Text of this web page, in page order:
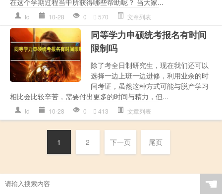
在这个学期过程当中所获得哪些帮助呢？ 当大家...
td 10-28 0 570 文章列表
同等学力申硕统考报名有时间
限制吗
除了考全日制研究生，现在我们还可以
选择一边上班一边进修，利用业余的时
间考证，虽然这种方式可能与脱产学习
相比会比较辛苦，需要付出更多的时间与精力，但...
td 10-28 0 413 文章列表
1 2 下一页 尾页
☚